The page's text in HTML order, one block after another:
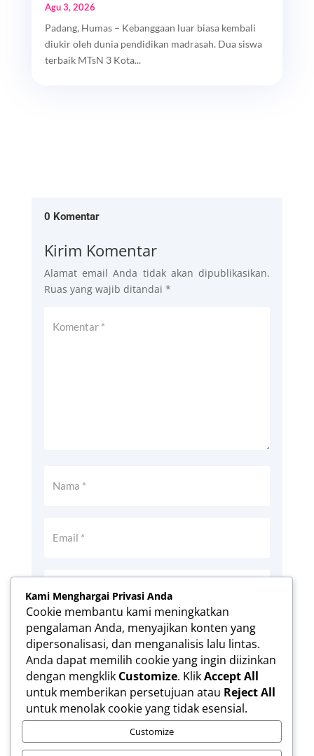
Agu 3, 2026
Padang, Humas – Kebanggaan luar biasa kembali
diukir oleh dunia pendidikan madrasah. Dua siswa
terbaik MTsN 3 Kota...
0 Komentar
Kirim Komentar
Alamat email Anda tidak akan dipublikasikan.
Ruas yang wajib ditandai *
Simpan nama, email, dan situs web saya
pada peramban ini untuk komentar saya
berikutnya.
Kirim Komentar
Kami Menghargai Privasi Anda
Cookie membantu kami meningkatkan
pengalaman Anda, menyajikan konten yang
dipersonalisasi, dan menganalisis lalu lintas.
Anda dapat memilih cookie yang ingin diizinkan
dengan mengklik Customize. KlikAccept All
untuk memberikan persetujuan atau Reject All
untuk menolak cookie yang tidak esensial.
Customize